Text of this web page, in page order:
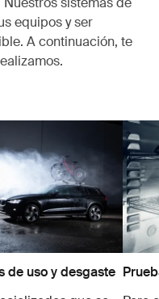
equipos y ser
A continuación, te
de uso y desgaste